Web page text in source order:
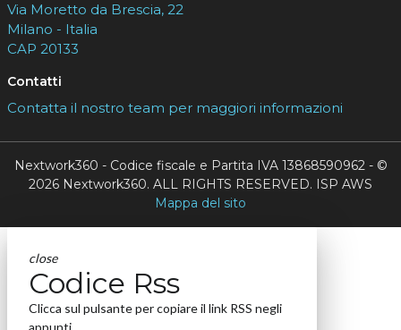
Via Moretto da Brescia, 22
Milano - Italia
CAP 20133
Contatti
Contatta il nostro team per maggiori informazioni
Nextwork360 - Codice fiscale e Partita IVA 13868590962 - ©
2026 Nextwork360. ALL RIGHTS RESERVED. ISP AWS
Mappa del sito
close
Codice Rss
Clicca sul pulsante per copiare il link RSS negli